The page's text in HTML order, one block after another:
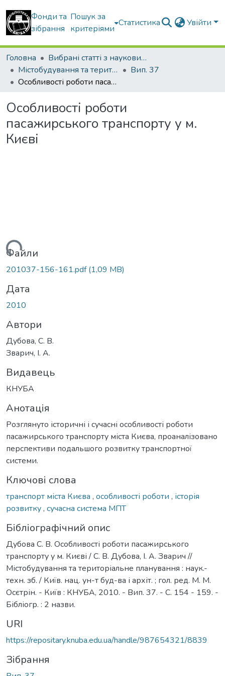
Фонди та
зібрання
Пошук за
критеріями
Статистика Увійти
Головна
Вибрані статті з наукових збірників КНУБА
Містобудування та територіальне планування
Вип. 37
Особливості роботи пасажирського транспорту у м. Києві
Особливості роботи
пасажирського транспорту у м.
Києві
Файли
201037-156-161.pdf(1,09 MB)
Дата
2010
Автори
Дубова, С. В.
Зварич, І. А.
Видавець
КНУБА
Анотація
Розглянуто історичні і сучасні особливості роботи
пасажирського транспорту міста Києва, проаналізовано
перспективи подальшого розвитку транспортної
системи.
Ключові слова
транспорт міста Києва , особливості роботи , історія
розвитку, сучасна система МПТ
Бібліографічний опис
Дубова С. В. Особливості роботи пасажирського
транспорту у м. Києві / С. В. Дубова, І. А. Зварич //
Містобудування та територіальне планування : наук.-
техн. зб. / Київ. нац. ун-т буд-ва і архіт. ; гол. ред. М. М.
Осєтрін. - Київ : КНУБА, 2010. - Вип. 37. - С. 154 - 159. -
Бібліогр. : 2 назви.
URI
https://repositary.knuba.edu.ua/handle/987654321/8839
Зібрання